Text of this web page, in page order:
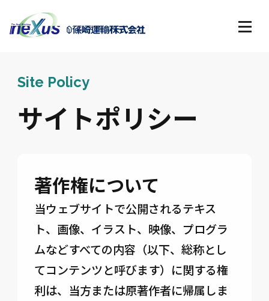
Site Policy
サイトポリシー
著作権について
当ウェブサイトで公開されるテキス
ト、画像、イラスト、映像、プログラ
ムなどすべての内容（以下、総称とし
てコンテンツと呼びます）に関する権
利は、当方または原著作者に帰属しま